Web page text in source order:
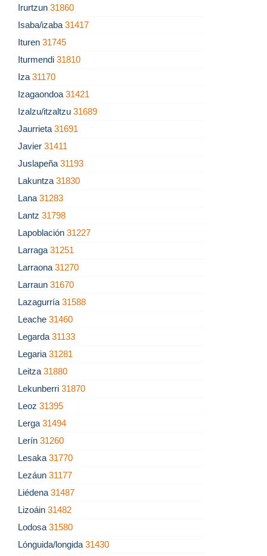
Irurtzun 31860
Isaba/izaba 31417
Ituren 31745
Iturmendi 31810
Iza 31170
Izagaondoa 31421
Izalzu/itzaltzu 31689
Jaurrieta 31691
Javier 31411
Juslapeña 31193
Lakuntza 31830
Lana 31283
Lantz 31798
Lapoblación 31227
Larraga 31251
Larraona 31270
Larraun 31670
Lazagurría 31588
Leache 31460
Legarda 31133
Legaria 31281
Leitza 31880
Lekunberri 31870
Leoz 31395
Lerga 31494
Lerín 31260
Lesaka 31770
Lezáun 31177
Liédena 31487
Lizoáin 31482
Lodosa 31580
Lónguida/longida 31430